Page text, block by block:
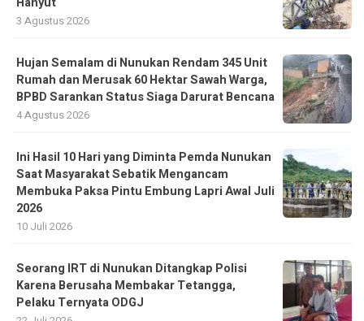
3 Agustus 2026
Hujan Semalam di Nunukan Rendam 345 Unit
Rumah dan Merusak 60 Hektar Sawah Warga,
BPBD Sarankan Status Siaga Darurat Bencana
4 Agustus 2026
Ini Hasil 10 Hari yang Diminta Pemda Nunukan
Saat Masyarakat Sebatik Mengancam
Membuka Paksa Pintu Embung Lapri Awal Juli
2026
10 Juli 2026
Seorang IRT di Nunukan Ditangkap Polisi
Karena Berusaha Membakar Tetangga,
Pelaku Ternyata ODGJ